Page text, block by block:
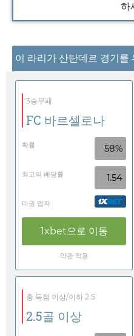
하
이 라리가 산탄데르 경기를
3승무패
FC 바르셀로나
확률 58%
최고의 배당률 1.54
마권 업자
1xbet으로 이동
약관 적용
총 득점 이상/이하 2.5
2.5골 이상